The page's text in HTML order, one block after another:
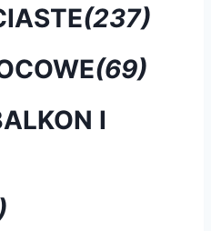
(237)
(69)
I